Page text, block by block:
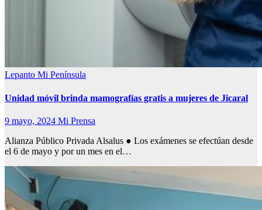
Lepanto Mi Península
Unidad móvil brinda mamografías gratis a mujeres de Jicaral
9 mayo, 2024 Mi Prensa
Alianza Público Privada Alsalus ● Los exámenes se efectúan desde
el 6 de mayo y por un mes en el…